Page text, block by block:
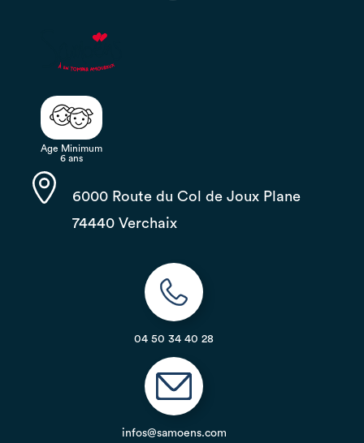
Age Minimum
6 ans
6000 Route du Col de Joux Plane
74440 Verchaix
04 50 34 40 28
infos@samoens.com